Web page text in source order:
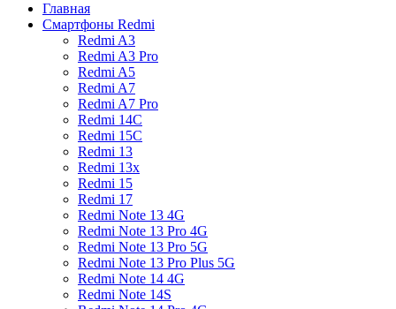
Главная
Смартфоны Redmi
Redmi A3
Redmi A3 Pro
Redmi A5
Redmi A7
Redmi A7 Pro
Redmi 14C
Redmi 15C
Redmi 13
Redmi 13x
Redmi 15
Redmi 17
Redmi Note 13 4G
Redmi Note 13 Pro 4G
Redmi Note 13 Pro 5G
Redmi Note 13 Pro Plus 5G
Redmi Note 14 4G
Redmi Note 14S